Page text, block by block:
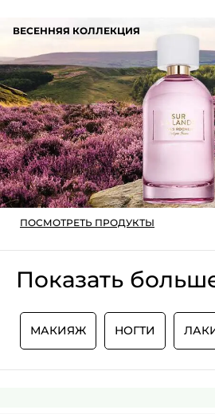
ВЕСЕННЯЯ КОЛЛЕКЦИЯ
ПОСМОТРЕТЬ ПРОДУКТЫ
Показать
МАКИЯЖ НОГТИ